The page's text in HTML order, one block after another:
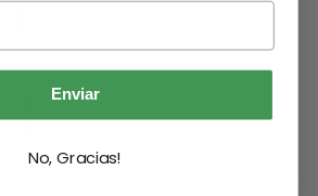
Enviar
No, Gracias!